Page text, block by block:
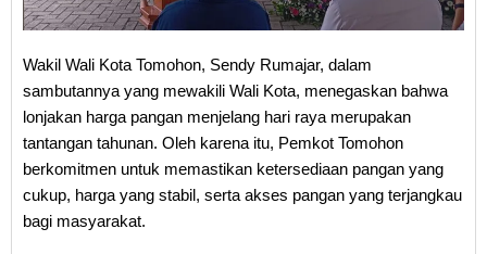
Wakil Wali Kota Tomohon, Sendy Rumajar, dalam
sambutannya yang mewakili Wali Kota, menegaskan bahwa
lonjakan harga pangan menjelang hari raya merupakan
tantangan tahunan. Oleh karena itu, Pemkot Tomohon
berkomitmen untuk memastikan ketersediaan pangan yang
cukup, harga yang stabil, serta akses pangan yang terjangkau
bagi masyarakat.